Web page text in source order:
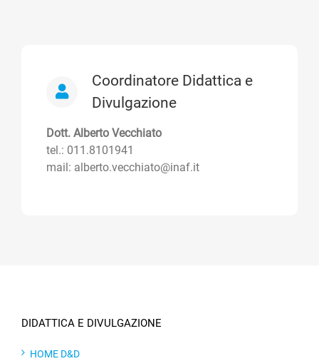
Coordinatore Didattica e
Divulgazione
Dott. Alberto Vecchiato
tel.: 011.8101941
mail: alberto.vecchiato@inaf.it
DIDATTICA E DIVULGAZIONE
HOME D&D